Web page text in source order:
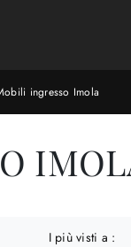
ingresso Imola
I più visti a :